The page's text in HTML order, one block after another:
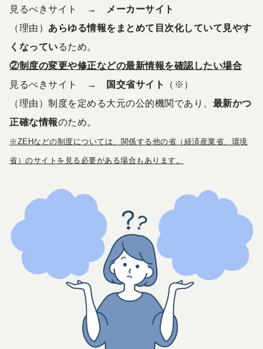
見るべきサイト →
メーカーサイト
（理由） あらゆる情報をまとめて目次化していて見やす
くなっているため。
②制度の変更や修正などの最新情報を確認したい場合
見るべきサイト →
国交省サイト
（※）
（理由）制度を定める大元の公的機関であり、 最新かつ
正確な情報のため。
※ZEHなどの制度については、関係する他の省（経済産業省、環境
省）のサイトを見る必要がある場合もあります。